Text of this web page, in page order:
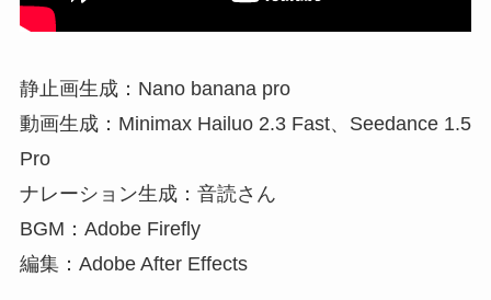
静止画生成：Nano banana pro
動画生成：Minimax Hailuo 2.3 Fast、Seedance 1.5
Pro
ナレーション生成：音読さん
BGM：Adobe Firefly
編集：Adobe After Effects